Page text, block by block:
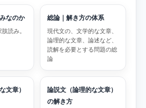
なのか
読み。
総論｜解き方の体系
現代文の、文学的な文章、
論理的な文章、論述など、
読解を必要とする問題の総
論
文章）
論説文（論理的な文章）
の解き方